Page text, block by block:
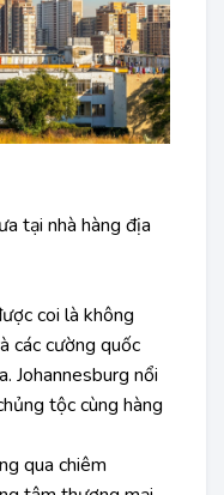
tại nhà hàng địa
coi là không
các cường quốc
Johannesburg nổi
tộc cùng hàng
qua chiêm